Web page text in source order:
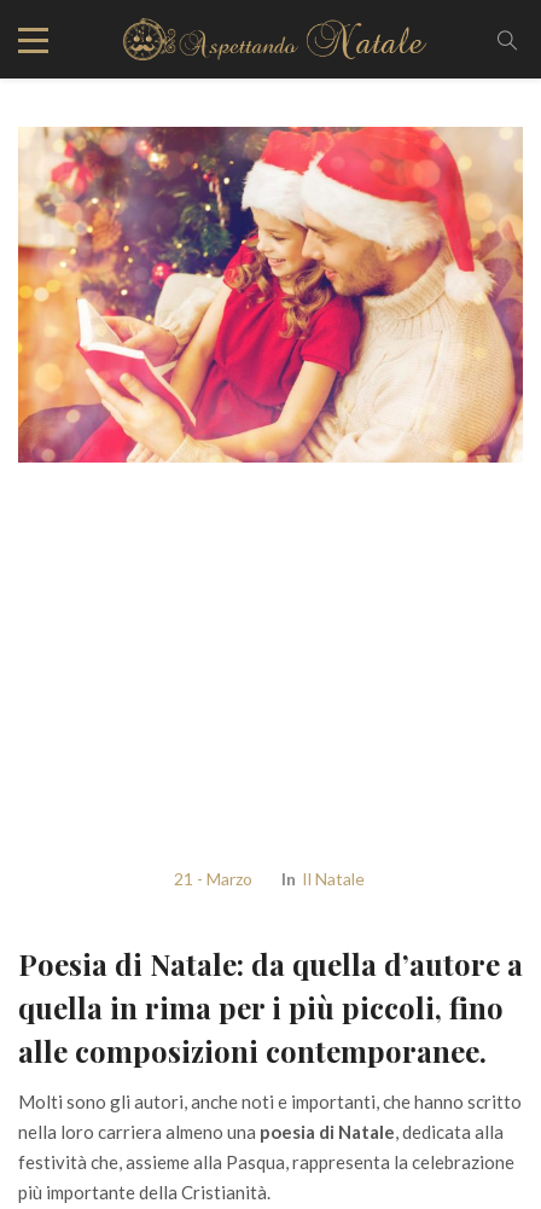
21 - Marzo In Il Natale
Poesia di Natale: da quella d’autore a
quella in rima per i più piccoli, fino
alle composizioni contemporanee.
Molti sono gli autori, anche noti e importanti, che hanno scritto
nella loro carriera almeno una poesia di Natale, dedicata alla
festività che, assieme alla Pasqua, rappresenta la celebrazione
più importante della Cristianità.